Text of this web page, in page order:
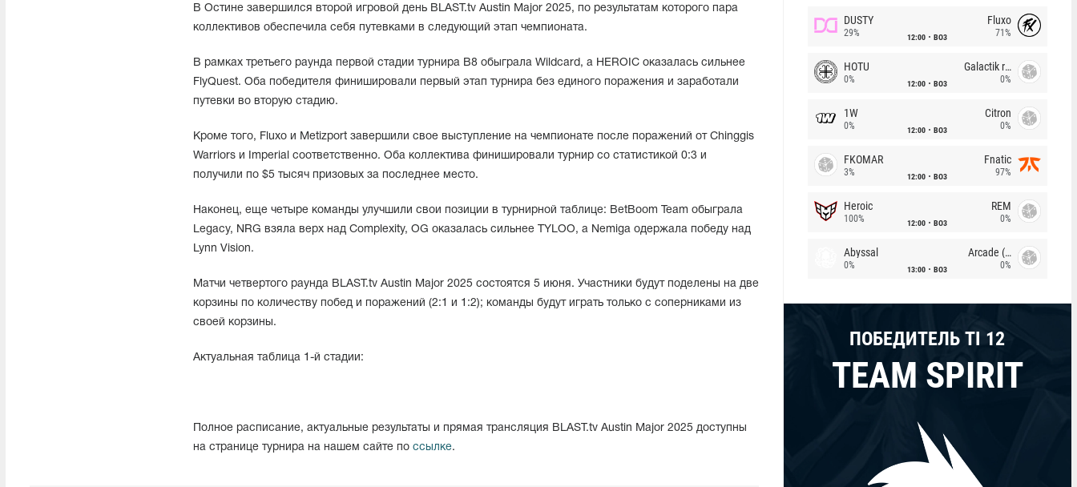
В Остине завершился второй игровой день BLAST.tv Austin Major 2025, по результатам которого пара
коллективов обеспечила себя путевками в следующий этап чемпионата.
В рамках третьего раунда первой стадии турнира B8 обыграла Wildcard, а HEROIC оказалась сильнее
FlyQuest. Оба победителя финишировали первый этап турнира без единого поражения и заработали
путевки во вторую стадию.
Кроме того, Fluxo и Metizport завершили свое выступление на чемпионате после поражений от Chinggis
Warriors и Imperial соответственно. Оба коллектива финишировали турнир со статистикой 0:3 и
получили по $5 тысяч призовых за последнее место.
Наконец, еще четыре команды улучшили свои позиции в турнирной таблице: BetBoom Team обыграла
Legacy, NRG взяла верх над Complexity, OG оказалась сильнее TYLOO, а Nemiga одержала победу над
Lynn Vision.
Матчи четвертого раунда BLAST.tv Austin Major 2025 состоятся 5 июня. Участники будут поделены на две
корзины по количеству побед и поражений (2:1 и 1:2); команды будут играть только с соперниками из
своей корзины.
Актуальная таблица 1-й стадии:
Полное расписание, актуальные результаты и прямая трансляция BLAST.tv Austin Major 2025 доступны
на странице турнира на нашем сайте по ссылке.
DUSTY
29% 12:00 BO3
Fluxo
71%
HOTU
0% 12:00 BO3
Galactik rebels
0%
1W
0% 12:00 BO3
Citron
0%
FKOMAR
3% 12:00 BO3
Fnatic
97%
Heroic
100% 12:00 BO3
REM
0%
Abyssal
0% 13:00 BO3
Arcade (AU)
0%
ПОБЕДИТЕЛЬ TI 12
TEAM SPIRIT